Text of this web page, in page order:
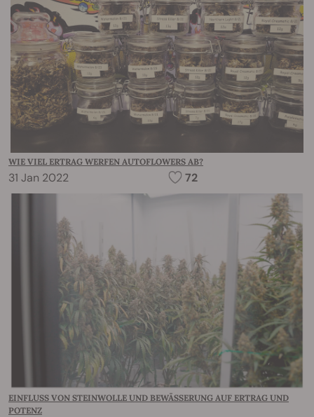
WIE VIEL ERTRAG WERFEN AUTOFLOWERS AB?
31 Jan 2022 72
EINFLUSS VON STEINWOLLE UND BEWÄSSERUNG AUF ERTRAG UND
POTENZ